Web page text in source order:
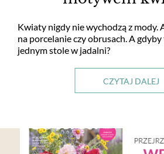
Kwiaty nigdy nie wychodzą z mody.
na porcelanie czy obrusach. A gdyby
jednym stole w jadalni?
CZYTAJ DALEJ